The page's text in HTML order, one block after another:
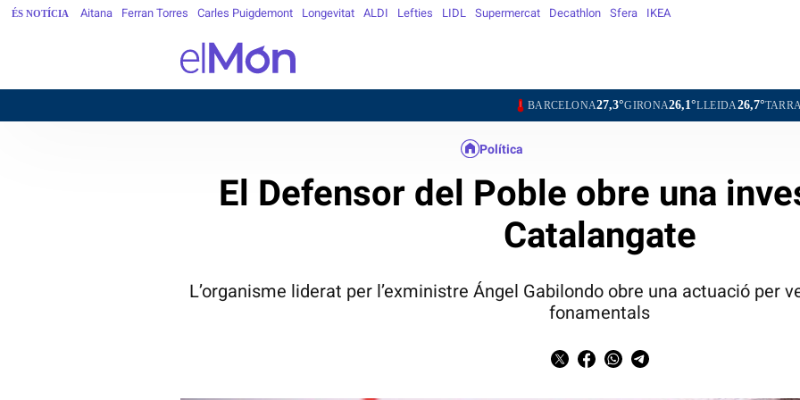
ÉS NOTÍCIA Aitana Ferran Torres Carles Puigdemont Longevitat ALDI Lefties LIDL Supermercat Decathlon Sfera IKEA
BARCELONA27,3°GIRONA26,1°LLEIDA26,7°TARRAGONA27,8°
Política
El Defensor del Poble obre una
Catalangate
L’organisme liderat per l’exministre Ángel Gabilondo obre una actuació per
fonamentals